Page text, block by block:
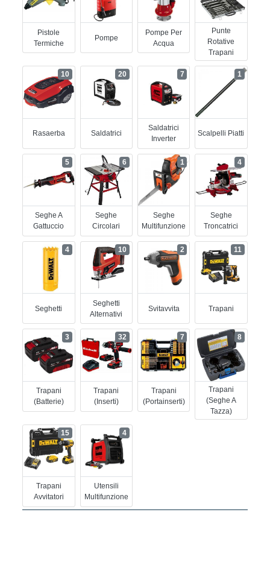
Pistole
Termiche
Pompe
Pompe Per
Acqua
Punte
Rotative
Trapani
Rasaerba
10
Saldatrici
20
Saldatrici
Inverter
7
Scalpelli Piatti
1
Seghe A
Gattuccio
5
Seghe
Circolari
6
Seghe
Multifunzione
1
Seghe
Troncatrici
4
Seghetti
4
Seghetti
Alternativi
10
Svitavvita
2
Trapani
11
Trapani
(batterie)
3
Trapani
(inserti)
32
Trapani
(portainserti)
7
Trapani
(seghe A
Tazza)
8
Trapani
Avvitatori
15
Utensili
Multifunzione
4